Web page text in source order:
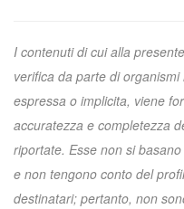
I contenuti di cui alla
verifica da parte di
espressa o implicita, viene
accuratezza e completezza
riportate. Esse non si
e non tengono conto del
destinatari; pertanto, non